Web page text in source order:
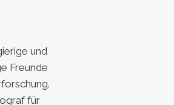
und
Freunde
für